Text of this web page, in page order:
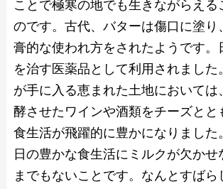
ことで極寒の地でも生きながらえる
のです。古代、バターは傷口に塗り
膏的な使われ方をされたようです。
を治す医薬品として利用されました
が手に入る恵まれた土地においては
酵させたワインや酒類をチーズとと
食生活が飛躍的に豊かになりました
日の豊かな食生活にミルクが欠かせ
までもないことです。なんとすばら